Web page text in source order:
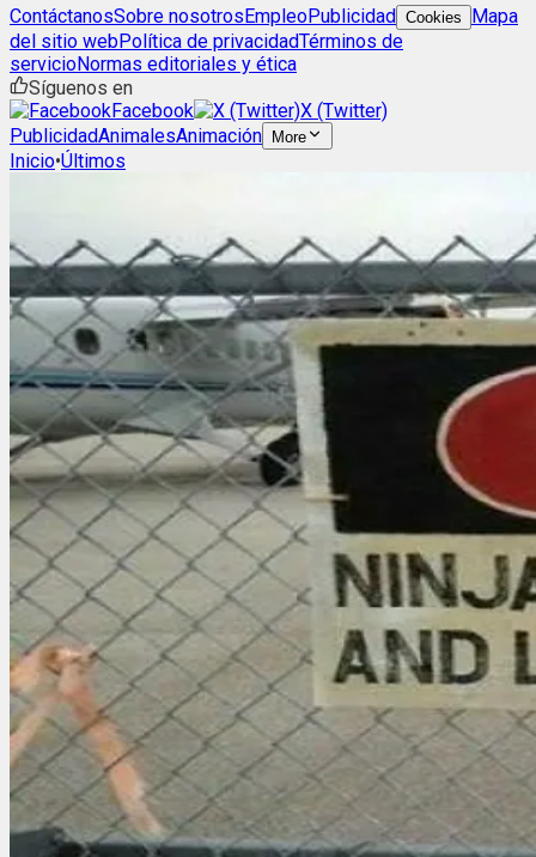
ContáctanosSobre nosotrosEmpleoPublicidad Cookies
Mapa
del sitio webPolítica de privacidadTérminos de
servicioNormas editoriales y ética
Síguenos en
Facebook
X (Twitter)
PublicidadAnimalesAnimación More
Inicio•Últimos